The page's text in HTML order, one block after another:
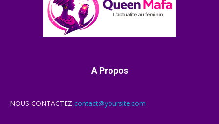
A Propos
NOUS CONTACTEZ contact@yoursite.com